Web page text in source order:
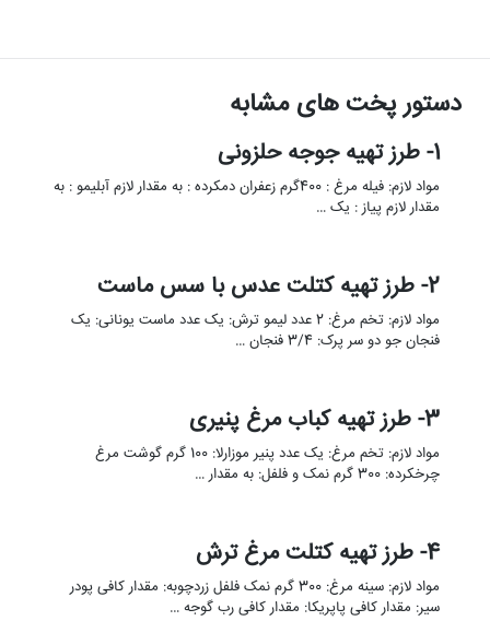
دستور پخت های مشابه
1- طرز تهیه جوجه حلزونی
مواد لازم: فیله مرغ : 400گرم زعفران دمکرده : به مقدار لازم آبلیمو : به
مقدار لازم پیاز : یک …
2- طرز تهیه کتلت عدس با سس ماست
مواد لازم: تخم مرغ: 2 عدد لیمو ترش: یک عدد ماست یونانی: یک
فنجان جو دو سر پرک: 3/4 فنجان …
3- طرز تهیه کباب مرغ پنیری
مواد لازم: تخم مرغ: یک عدد پنیر موزارلا: 100 گرم گوشت مرغ
چرخکرده: 300 گرم نمک و فلفل: به مقدار …
4- طرز تهیه کتلت مرغ ترش
مواد لازم: سینه مرغ: 300 گرم نمک فلفل زردچوبه: مقدار کافی پودر
سیر: مقدار کافی پاپریکا: مقدار کافی رب گوجه …